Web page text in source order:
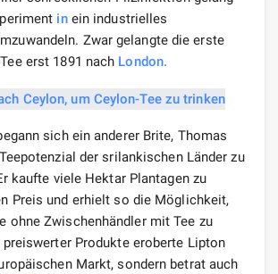
inein industrielles
Zwar gelangte die erste
erst 1891 nach London.
sich ein anderer Brite, Thomas
der srilankischen Länder zu
kaufte viele Hektar Plantagen zu
Preis und erhielt so die Möglichkeit,
ohne Zwischenhändler mit Tee zu
preiswerter Produkte eroberte Lipton
Markt, sondern betrat auch